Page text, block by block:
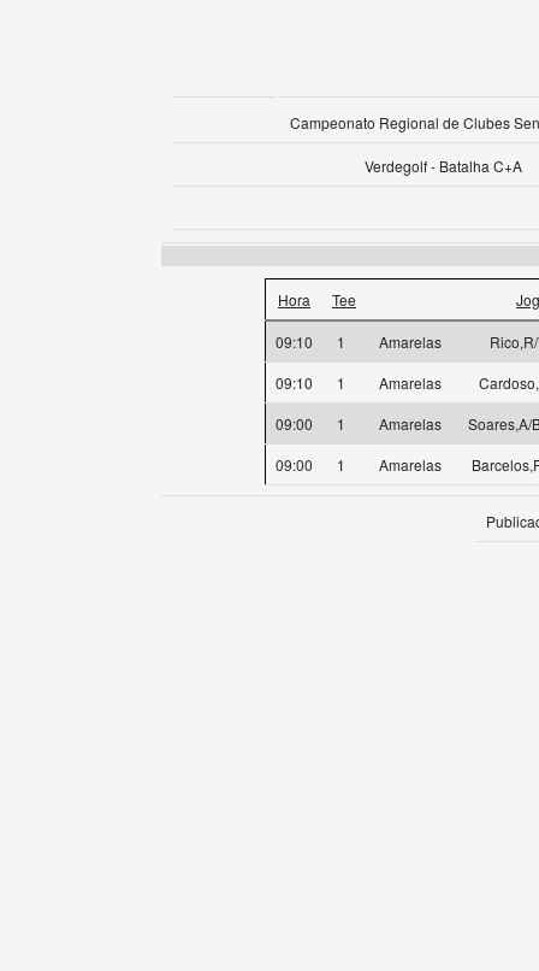
Campeonato Regional de Clubes
Verdegolf - Batalha C+A
Hora Tee
09:10 1 Amarelas
09:10
1 Amarelas
09:00
1 Amarelas
Soares,A/
09:00
1 Amarelas